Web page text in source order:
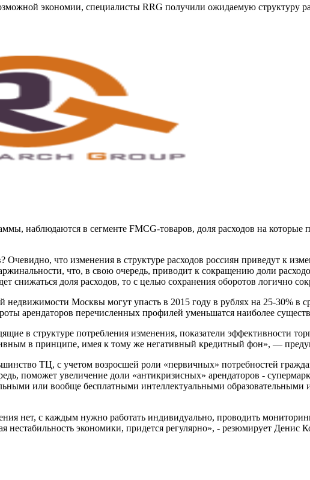
экономии, специалисты RRG получили ожидаемую структуру
наблюдаются в сегменте FMCG-товаров, доля расходов на которые
Очевидно, что изменения в структуре расходов россиян приведут к
что, в свою очередь, приводит к сокращению доли
снижаться доля расходов, то с целью сохранения оборотов логично
недвижимости Москвы могут упасть в 2015 году в рублях на 25-30% в
арендаторов перечисленных профилей уменьшатся наиболее
в структуре потребления изменения, показатели эффективности
в принципе, имея к тому же негативный кредитный фон», —
ТЦ, с учетом возросшей роли «первичных» потребностей
поможет увеличение доли «антикризисных» арендаторов -
или вообще бесплатными интеллектуальными образовательными
нет, с каждым нужно работать индивидуально, проводить
экономики, придется регулярно», - резюмирует Денис